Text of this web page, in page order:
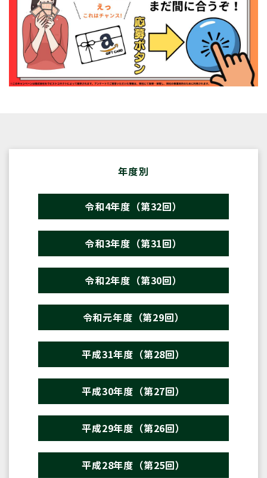
年度別
令和4年度（第32回）
令和3年度（第31回）
令和2年度（第30回）
令和元年度（第29回）
平成31年度（第28回）
平成30年度（第27回）
平成29年度（第26回）
平成28年度（第25回）